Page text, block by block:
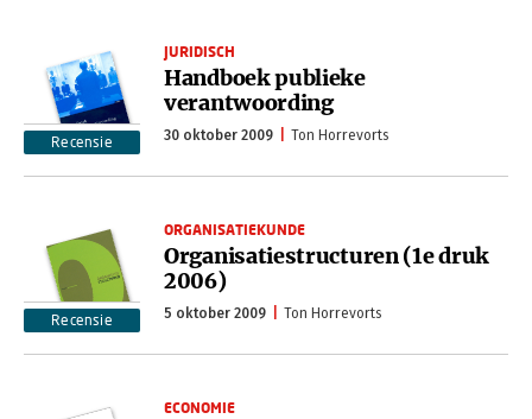
Recensie
JURIDISCH
Handboek publieke
verantwoording
30 oktober 2009 Ton Horrevorts
Recensie
ORGANISATIEKUNDE
Organisatiestructuren (1e druk
2006)
5 oktober 2009 Ton Horrevorts
ECONOMIE